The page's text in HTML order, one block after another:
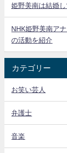
姫野美南は結婚
NHK姫野美南ア
の活動を紹介
カテゴリー
お笑い芸人
弁護士
音楽